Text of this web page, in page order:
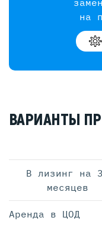
на
ВАРИАНТЫ
В лизинг на
месяцев
Аренда в ЦОД